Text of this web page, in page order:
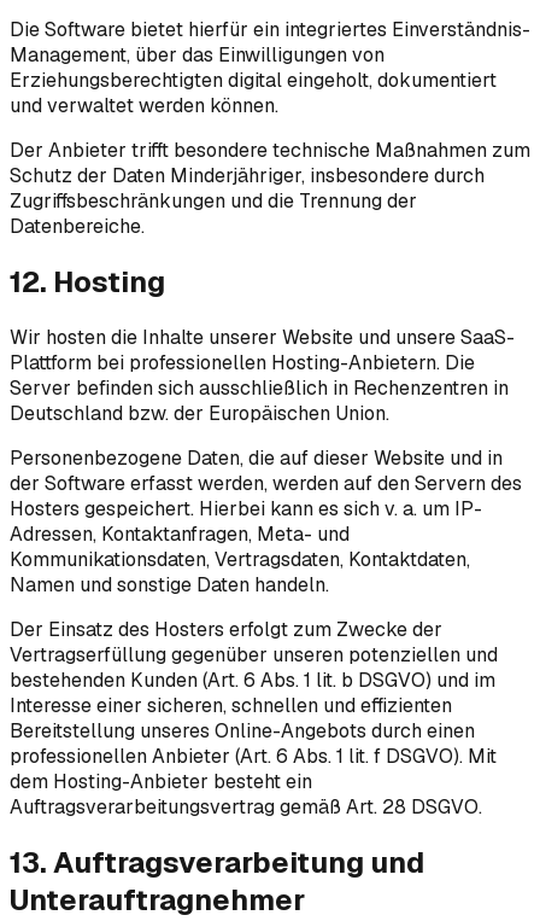
Die Software bietet hierfür ein integriertes Einverständnis-
Management, über das Einwilligungen von
Erziehungsberechtigten digital eingeholt, dokumentiert
und verwaltet werden können.
Der Anbieter trifft besondere technische Maßnahmen zum
Schutz der Daten Minderjähriger, insbesondere durch
Zugriffsbeschränkungen und die Trennung der
Datenbereiche.
12. Hosting
Wir hosten die Inhalte unserer Website und unsere SaaS-
Plattform bei professionellen Hosting-Anbietern. Die
Server befinden sich ausschließlich in Rechenzentren in
Deutschland bzw. der Europäischen Union.
Personenbezogene Daten, die auf dieser Website und in
der Software erfasst werden, werden auf den Servern des
Hosters gespeichert. Hierbei kann es sich v. a. um IP-
Adressen, Kontaktanfragen, Meta- und
Kommunikationsdaten, Vertragsdaten, Kontaktdaten,
Namen und sonstige Daten handeln.
Der Einsatz des Hosters erfolgt zum Zwecke der
Vertragserfüllung gegenüber unseren potenziellen und
bestehenden Kunden (Art. 6 Abs. 1 lit. b DSGVO) und im
Interesse einer sicheren, schnellen und effizienten
Bereitstellung unseres Online-Angebots durch einen
professionellen Anbieter (Art. 6 Abs. 1 lit. f DSGVO). Mit
dem Hosting-Anbieter besteht ein
Auftragsverarbeitungsvertrag gemäß Art. 28 DSGVO.
13. Auftragsverarbeitung und
Unterauftragnehmer